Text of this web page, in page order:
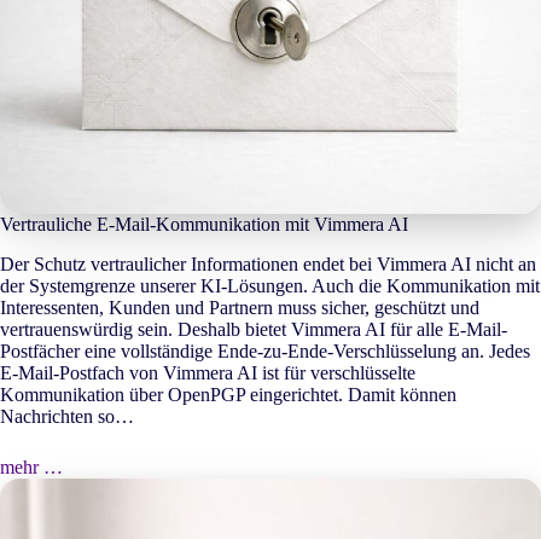
Vertrauliche E-Mail-Kommunikation mit Vimmera AI
Der Schutz vertraulicher Informationen endet bei Vimmera AI nicht an
der Systemgrenze unserer KI-Lösungen. Auch die Kommunikation mit
Interessenten, Kunden und Partnern muss sicher, geschützt und
vertrauenswürdig sein. Deshalb bietet Vimmera AI für alle E-Mail-
Postfächer eine vollständige Ende-zu-Ende-Verschlüsselung an. Jedes
E-Mail-Postfach von Vimmera AI ist für verschlüsselte
Kommunikation über OpenPGP eingerichtet. Damit können
Nachrichten so…
mehr …